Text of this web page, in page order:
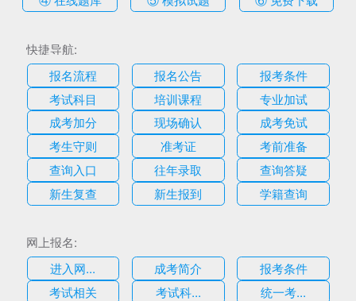
快捷导航:
报名流程
报名公告
报考条件
考试科目
培训课程
专业加试
成考加分
现场确认
成考免试
考生守则
准考证
考前准备
查询入口
往年录取
查询答疑
新生复查
新生报到 学籍查询
网上报名:
进入网...
成考简介
报考条件
考试相关
考试科...
统一考...